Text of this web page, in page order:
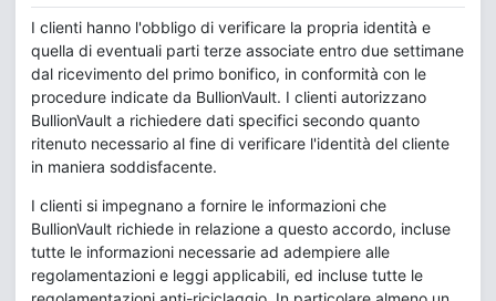
I clienti hanno l'obbligo di verificare la propria identità e
quella di eventuali parti terze associate entro due settimane
dal ricevimento del primo bonifico, in conformità con le
procedure indicate da BullionVault. I clienti autorizzano
BullionVault a richiedere dati specifici secondo quanto
ritenuto necessario al fine di verificare l'identità del cliente
in maniera soddisfacente.
I clienti si impegnano a fornire le informazioni che
BullionVault richiede in relazione a questo accordo, incluse
tutte le informazioni necessarie ad adempiere alle
regolamentazioni e leggi applicabili, ed incluse tutte le